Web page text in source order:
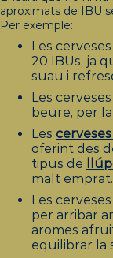
aproximats de IBU
Per exemple:
Les
20 IBUs, ja
suau i
Les
beure, per
Les
oferint des
tipus de
malt emprat.
Les
per arribar
aromes
equilibrar la